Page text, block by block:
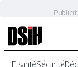
E-santéSécurité